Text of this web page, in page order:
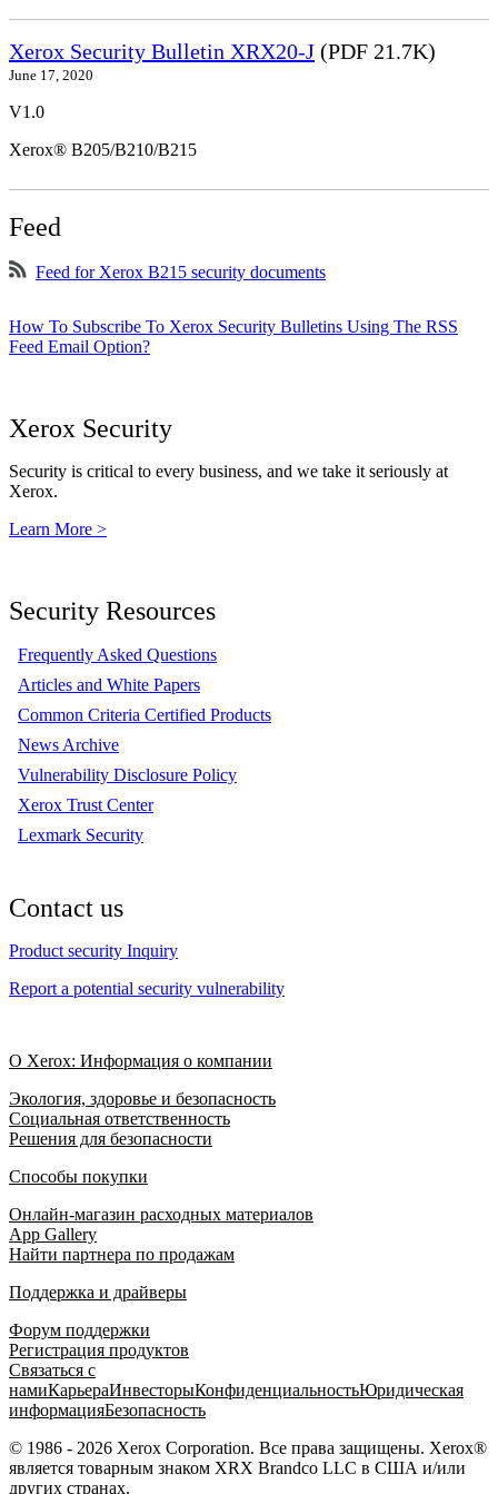
Xerox Security Bulletin XRX20-J (PDF 21.7K)
June 17, 2020
V1.0
Xerox® B205/B210/B215
Feed
Feed for Xerox B215 security documents
How To Subscribe To Xerox Security Bulletins Using The RSS
Feed Email Option?
Xerox Security
Security is critical to every business, and we take it seriously at
Xerox.
Learn More >
Security Resources
Frequently Asked Questions
Articles and White Papers
Common Criteria Certified Products
News Archive
Vulnerability Disclosure Policy
Xerox Trust Center
Lexmark Security
Contact us
Product security Inquiry
Report a potential security vulnerability
О Xerox: Информация о компании
Экология, здоровье и безопасность
Социальная ответственность
Решения для безопасности
Способы покупки
Онлайн-магазин расходных материалов
App Gallery
Найти партнера по продажам
Поддержка и драйверы
Форум поддержки
Регистрация продуктов
Связаться с
намиКарьераИнвесторыКонфиденциальностьЮридическая
информацияБезопасность
© 1986 - 2026 Xerox Corporation. Все права защищены. Xerox®
является товарным знаком XRX Brandco LLC в США и/или
других странах.